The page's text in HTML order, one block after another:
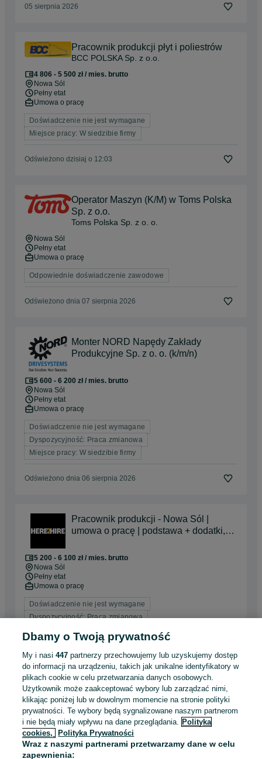
05 sierpnia 2026
Pracownik produkcji płyt i poliestrów
BCC POLSKA Sp. z o.o.
4 806 - 5 500 zł / mies. brutto
Nowa Sól
Pełny etat
Umowa o pracę
Doświadczenie nie jest wymagane
Miejsce pracy: W siedzibie firmy
Odświeżono dzisiaj o 12:03
Operator Maszyn (K/M) w Toms Polska
Sp. z o.o.
Toms Polska Sp. z o. o.
Nowa Sól
Pełny etat
Umowa o pracę
Odpowiednie doświadczenie zawodowe
Odświeżono dnia 07 sierpnia 2026
Monter NORD Napędy Zakłady
Produkcyjne Sp. z o. o. (k/m/n)
5 600 - 6 200 zł / mies. brutto
Nowa Sól
Pełny etat
Umowa o pracę
Doświadczenie nie jest wymagane
Dyspozycyjność: Praca zmianowa
Miejsce pracy: W siedzibie firmy
Odświeżono dnia 06 sierpnia 2026
Pracownik produkcji - Nowa Sól |
umowa o pracę | podstawa + dodatki,
5 200 - 6 100 zł / mies. brutto
Nowa Sól
Pełny etat
Umowa o pracę
Doświadczenie nie jest wymagane
Dyspozycyjność: Praca zmianowa
Pracownicy z Ukrainy: 🇺🇦 Запрошуємо людей з України
(Zapraszamy pracowników z Ukrainy)
03 sierpnia 2026
Koordynator Linii Produkcyjnej (K/M)
Toms Polska Sp. z o. o.
Nowa Sól
Pełny etat
Dbamy o Twoją prywatność
My i nasi447 partnerzy przechowujemy lub uzyskujemy dostęp
do informacji na urządzeniu, takich jak unikalne identyfikatory w
plikach cookie w celu przetwarzania danych osobowych.
Użytkownik może zaakceptować wybory lub zarządzać nimi,
klikając poniżej lub w dowolnym momencie na stronie polityki
prywatności. Te wybory będą sygnalizowane naszym partnerom
i nie będą miały wpływu na dane przeglądania. Polityka
cookies,
Polityka Prywatności
Wraz z naszymi partnerami przetwarzamy dane w celu
zapewnienia: